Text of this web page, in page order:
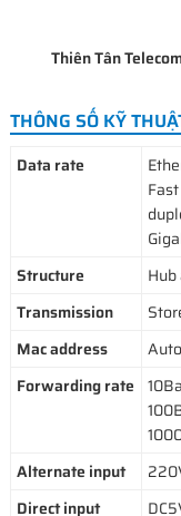
Thiên Tân
THÔNG SỐ KỸ
Data rate
Structure
Hub
Transmission
Mac address
Forwarding rate
Alternate input
Direct input